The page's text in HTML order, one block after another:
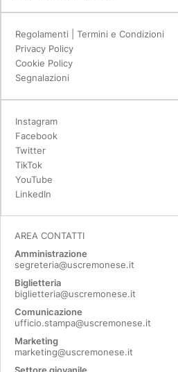
Regolamenti | Termini e Condizioni
Privacy Policy
Cookie Policy
Segnalazioni
Instagram
Facebook
Twitter
TikTok
YouTube
LinkedIn
AREA CONTATTI
Amministrazione
segreteria@uscremonese.it
Biglietteria
biglietteria@uscremonese.it
Comunicazione
ufficio.stampa@uscremonese.it
Marketing
marketing@uscremonese.it